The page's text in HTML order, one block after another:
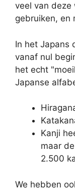
veel van deze
gebruiken, en
In het Japans
vanaf nul
het echt
Japanse
Kanji
maar
2.500
We hebben